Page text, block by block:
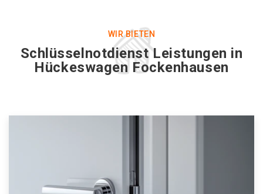
WIR BIETEN
Schlüsselnotdienst Leistungen in
Hückeswagen Fockenhausen